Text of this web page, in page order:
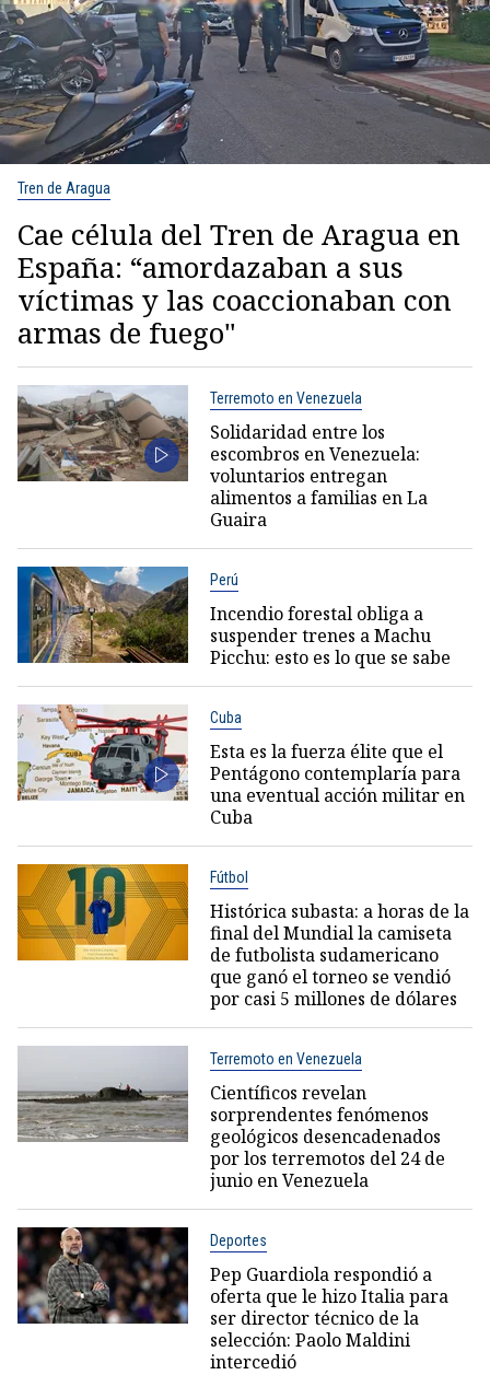
Tren de Aragua
Cae célula del Tren de Aragua en
España: “amordazaban a sus
víctimas y las coaccionaban con
armas de fuego"
Terremoto en Venezuela
Solidaridad entre los
escombros en Venezuela:
voluntarios entregan
alimentos a familias en La
Guaira
Perú
Incendio forestal obliga a
suspender trenes a Machu
Picchu: esto es lo que se sabe
Cuba
Esta es la fuerza élite que el
Pentágono contemplaría para
una eventual acción militar en
Cuba
Fútbol
Histórica subasta: a horas de la
final del Mundial la camiseta
de futbolista sudamericano
que ganó el torneo se vendió
por casi 5 millones de dólares
Terremoto en Venezuela
Científicos revelan
sorprendentes fenómenos
geológicos desencadenados
por los terremotos del 24 de
junio en Venezuela
Deportes
Pep Guardiola respondió a
oferta que le hizo Italia para
ser director técnico de la
selección: Paolo Maldini
intercedió